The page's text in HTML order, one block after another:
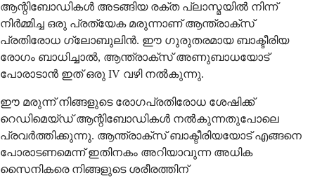
ആന്റിബോഡികൾ അടങ്ങിയ രക്ത പ്ലാസ്മയിൽ നിന്ന്
നിർമ്മിച്ച ഒരു പ്രത്യേക മരുന്നാണ് ആന്ത്രാക്സ്
പ്രതിരോധ ഗ്ലോബുലിൻ. ഈ ഗുരുതരമായ ബാക്ടീരിയ
രോഗം ബാധിച്ചാൽ, ആന്ത്രാക്സ് അണുബാധയോട്
പോരാടാൻ ഇത് ഒരു IV വഴി നൽകുന്നു.
ഈ മരുന്ന് നിങ്ങളുടെ രോഗപ്രതിരോധ ശേഷിക്ക്
റെഡിമെയ്ഡ് ആന്റിബോഡികൾ നൽകുന്നതുപോലെ
പ്രവർത്തിക്കുന്നു. ആന്ത്രാക്സ് ബാക്ടീരിയയോട് എങ്ങനെ
പോരാടണമെന്ന് ഇതിനകം അറിയാവുന്ന അധിക
സൈനികരെ നിങ്ങളുടെ ശരീരത്തിന്